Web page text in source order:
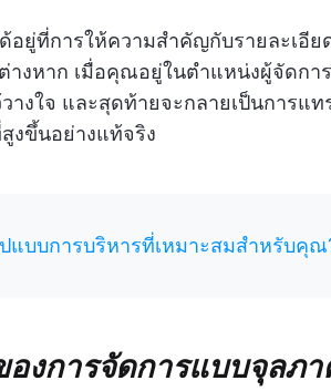
อยู่ที่การให้ความสำคัญกับรายละเอีย
างหาก เมื่อคุณอยู่ในตำแหน่งผู้จัดกา
างใจ และสุดท้ายจะกลายเป็นการแ
งขึ้นอย่างแท้จริง
แบบการบริหารที่เหมาะสมสำหรับคุ
องการจัดการแบบจุลภ